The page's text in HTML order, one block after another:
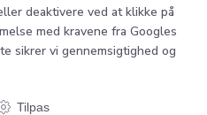
det er, lige her!
deaktivere ved at klikke på
med kravene fra Googles
sikrer vi gennemsigtighed og
Tilpas